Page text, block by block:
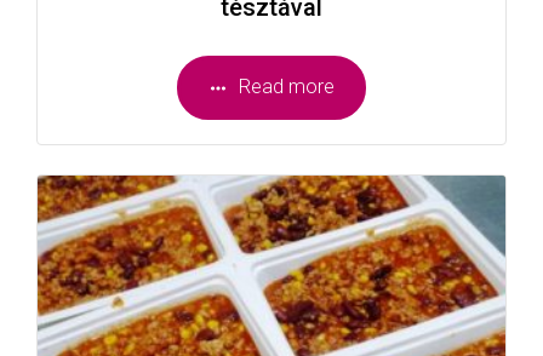
tésztával
Read more